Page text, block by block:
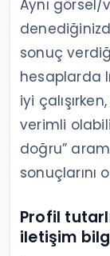
Aynı
sonuç
hesaplarda
iyi
verimli
doğru”
sonuçlarını
Profil
iletişim